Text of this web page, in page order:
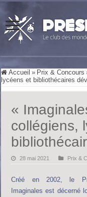
Accueil » Prix & Concours
lycéens et bibliothécaires
«
collégiens,
28 mai 2021 Prix &
Créé en 2002, le
Imaginales est décerné